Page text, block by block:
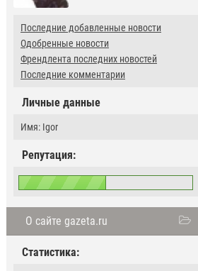
Последние добавленные новости
Одобренные новости
Френдлента последних новостей
Последние комментарии
Личные данные
Имя: Igor
Репутация:
О сайте gazeta.ru
Статистика: